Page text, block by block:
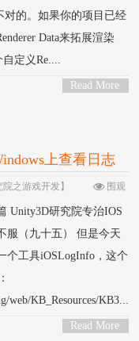
对的。如果你的项目已经
Data来拓展渲染
定义Re....
Read More
上查看日志
（一百零一）
院之游戏开发】
围观
Unity3D研究院专治IOS
服（九十五） 但是今天
个工具iOSLogInfo，这个
web/KB_Resources/KB3....
Read More